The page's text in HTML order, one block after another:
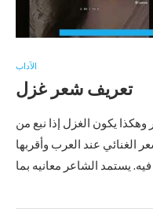
الآداب
تعريف شعر غزل
يكون الغزل إذا نبع من
الغنائي عند العرب وأقربها